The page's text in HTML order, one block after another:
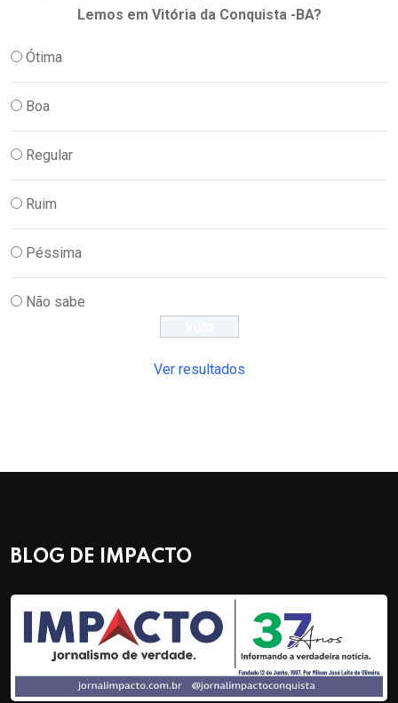
Lemos em Vitória da Conquista -BA?
Ótima
Boa
Regular
Ruim
Péssima
Não sabe
Ver resultados
BLOG DE IMPACTO